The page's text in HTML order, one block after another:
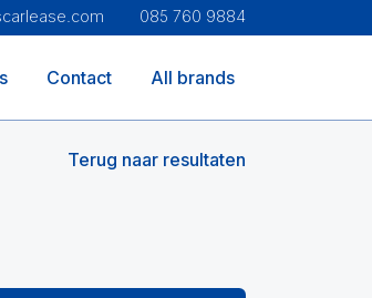
085 760 9884
Contact All brands
Terug naar resultaten